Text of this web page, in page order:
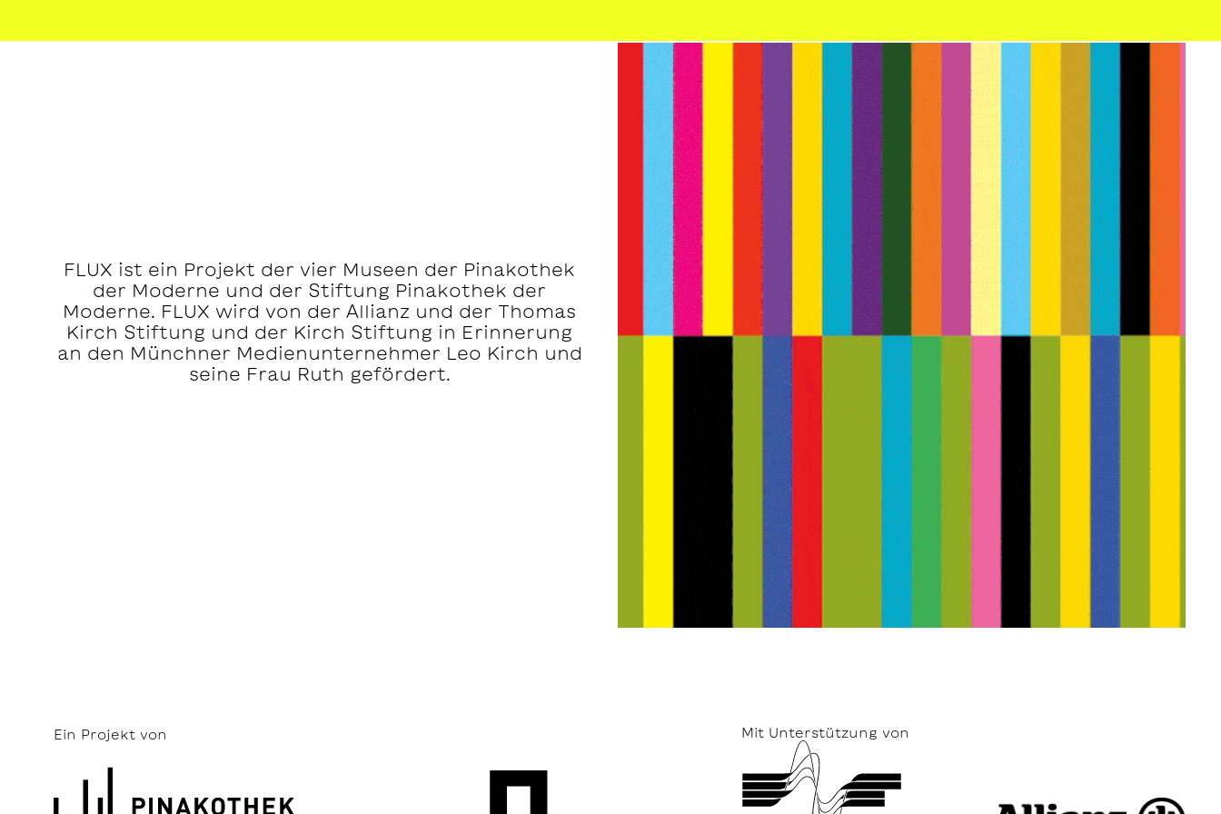
FLUX ist ein Projekt der vier Museen der Pinakothek
der Moderne und der Stiftung Pinakothek der
Moderne. FLUX wird von der Allianz und der Thomas
Kirch Stiftung und der Kirch Stiftung in Erinnerung
an den Münchner Medienunternehmer Leo Kirch und
seine Frau Ruth gefördert.
Ein Projekt von Mit Unterstützung von